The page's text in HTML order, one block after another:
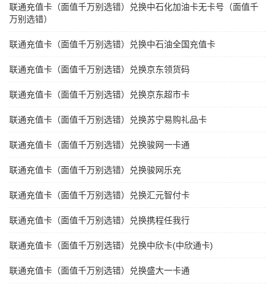
联通充值卡（面值千万别选错）兑换中石化加油卡无卡号（面值千
万别选错）
联通充值卡（面值千万别选错）兑换中石油全国充值卡
联通充值卡（面值千万别选错）兑换京东领货码
联通充值卡（面值千万别选错）兑换京东超市卡
联通充值卡（面值千万别选错）兑换苏宁易购礼品卡
联通充值卡（面值千万别选错）兑换骏网一卡通
联通充值卡（面值千万别选错）兑换骏网乐充
联通充值卡（面值千万别选错）兑换汇元智付卡
联通充值卡（面值千万别选错）兑换携程任我行
联通充值卡（面值千万别选错）兑换中欣卡(中欣通卡)
联通充值卡（面值千万别选错）兑换盛大一卡通